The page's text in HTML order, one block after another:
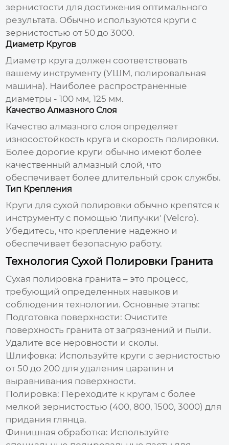
зернистости для достижения оптимального
результата. Обычно используются круги с
зернистостью от 50 до 3000.
Диаметр Кругов
Диаметр круга должен соответствовать
вашему инструменту (УШМ, полировальная
машина). Наиболее распространенные
диаметры - 100 мм, 125 мм.
Качество Алмазного Слоя
Качество алмазного слоя определяет
износостойкость круга и скорость полировки.
Более дорогие круги обычно имеют более
качественный алмазный слой, что
обеспечивает более длительный срок службы.
Тип Крепления
Круги для сухой полировки обычно крепятся к
инструменту с помощью 'липучки' (Velcro).
Убедитесь, что крепление надежно и
обеспечивает безопасную работу.
Технология Сухой Полировки Гранита
Сухая полировка гранита – это процесс,
требующий определенных навыков и
соблюдения технологии. Основные этапы:
Подготовка поверхности: Очистите
поверхность гранита от загрязнений и пыли.
Удалите все неровности и сколы.
Шлифовка: Используйте круги с зернистостью
от 50 до 200 для удаления царапин и
выравнивания поверхности.
Полировка: Переходите к кругам с более
мелкой зернистостью (400, 800, 1500, 3000) для
придания глянца.
Финишная обработка: Используйте